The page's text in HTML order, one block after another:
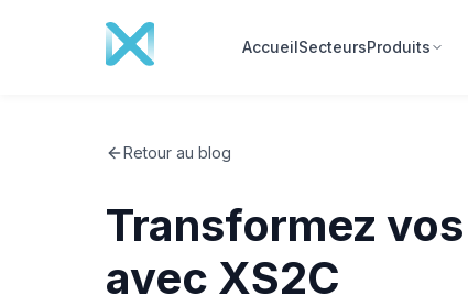
AccueilSecteursProduits
Retour au blog
Transformez
avec XS2C